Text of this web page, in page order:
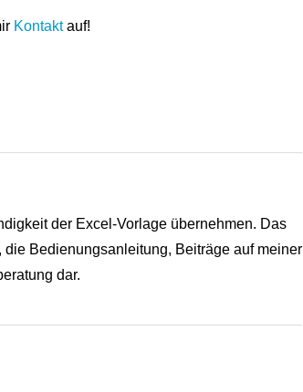
Kontaktauf!
der Excel-Vorlage übernehmen. Das
Bedienungsanleitung, Beiträge auf meiner
dar.